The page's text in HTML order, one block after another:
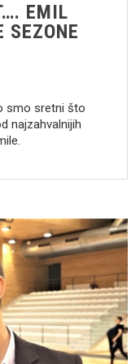
EMIL
SEZONE
smo sretni što
najzahvalnijih